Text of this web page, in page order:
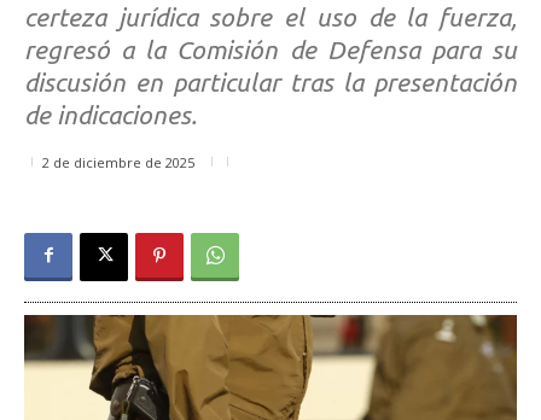
certeza jurídica sobre el uso de la fuerza,
regresó a la Comisión de Defensa para su
discusión en particular tras la presentación
de indicaciones.
2 de diciembre de 2025